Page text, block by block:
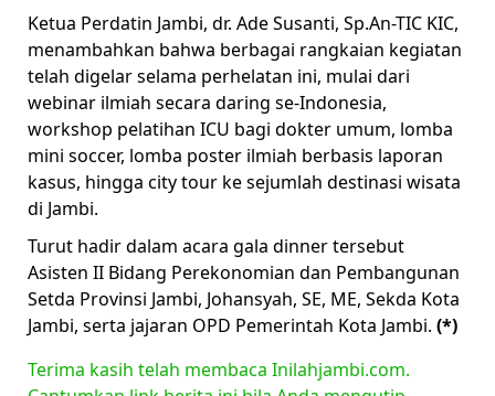
Ketua Perdatin Jambi, dr. Ade Susanti, Sp.An-TIC KIC,
menambahkan bahwa berbagai rangkaian kegiatan
telah digelar selama perhelatan ini, mulai dari
webinar ilmiah secara daring se-Indonesia,
workshop pelatihan ICU bagi dokter umum, lomba
mini soccer, lomba poster ilmiah berbasis laporan
kasus, hingga city tour ke sejumlah destinasi wisata
di Jambi.
Turut hadir dalam acara gala dinner tersebut
Asisten II Bidang Perekonomian dan Pembangunan
Setda Provinsi Jambi, Johansyah, SE, ME, Sekda Kota
Jambi, serta jajaran OPD Pemerintah Kota Jambi. (*)
Terima kasih telah membaca Inilahjambi.com.